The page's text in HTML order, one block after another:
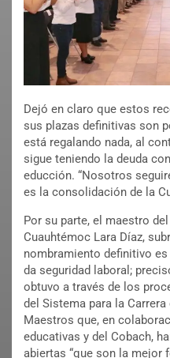
Dejó en claro que estos
sus plazas definitivas son
está regalando nada, al
sigue teniendo la deuda
educción. “Nosotros
es la consolidación de la
Por su parte, el maestro
Cuauhtémoc Lara Díaz,
nombramiento definitivo
da seguridad laboral;
obtuvo a través de los
del Sistema para la
Maestros que, en
educativas y del Cobach,
abiertas “que son la mejor